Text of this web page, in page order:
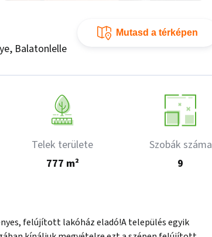
Balatonlelle
Mutasd a térképen
Telek területe
777 m²
Szobák száma
9
felújított lakóház eladó!A település egyik